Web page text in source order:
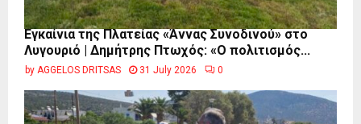
Εγκαίνια της Πλατείας «Άννας Συνοδινού» στο
Λυγουριό | Δημήτρης Πτωχός: «Ο πολιτισμός...
by AGGELOS DRITSAS 31 July 2026 0